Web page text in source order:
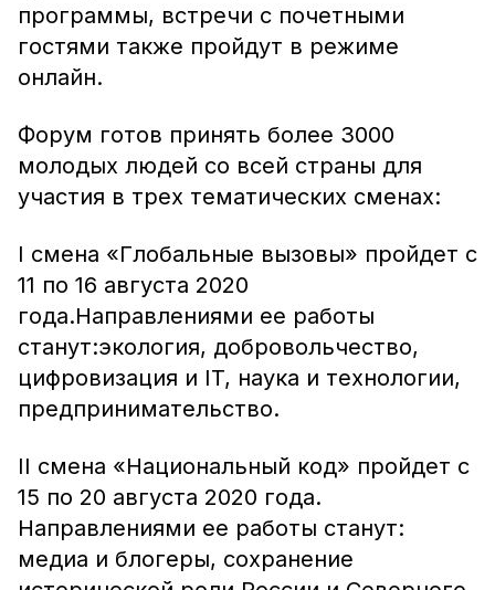
программы, встречи с почетными
гостями также пройдут в режиме
онлайн.
Форум готов принять более 3000
молодых людей со всей страны для
участия в трех тематических сменах:
I смена «Глобальные вызовы» пройдет с
11 по 16 августа 2020
года.Направлениями ее работы
станут:экология, добровольчество,
цифровизация и IT, наука и технологии,
предпринимательство.
II смена «Национальный код» пройдет с
15 по 20 августа 2020 года.
Направлениями ее работы станут:
медиа и блогеры, сохранение